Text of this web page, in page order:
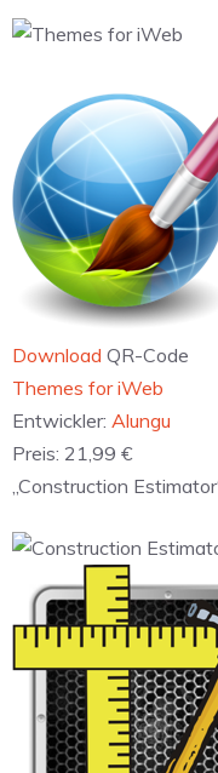
Download QR-Code
‎Themes for iWeb
Entwickler: Alungu
Preis: 21,99 €
„Construction